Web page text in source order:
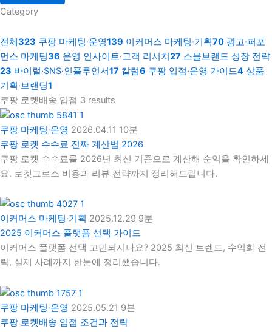
Category
전체323 쿠팡 마케팅·운영139 이커머스 마케팅·기획70 광고·퍼포
먼스 마케팅36 운영 인사이트·고객 리서치27 스몰브랜드 성장 전략
23 바이럴·SNS·인플루언서17 칼럼6 쿠팡 입점·운영 가이드4 상품
기획·브랜딩1
쿠팡 로켓배송 입점 3 results
쿠팡 마케팅·운영 2026.04.11 10분
쿠팡 로켓 수수료 진짜 계산법 2026
쿠팡 로켓 수수료를 2026년 최신 기준으로 계산해 순익을 확인하세
요. 로켓그로스 비용과 리뷰 전략까지 정리해드립니다.
이커머스 마케팅·기획 2025.12.29 9분
2025 이커머스 플랫폼 선택 가이드
이커머스 플랫폼 선택 고민되시나요? 2025 최신 트렌드, 수익화 전
략, 실제 사례까지 한눈에 정리했습니다.
쿠팡 마케팅·운영 2025.05.21 9분
쿠팡 로켓배송 입점 조건과 전략